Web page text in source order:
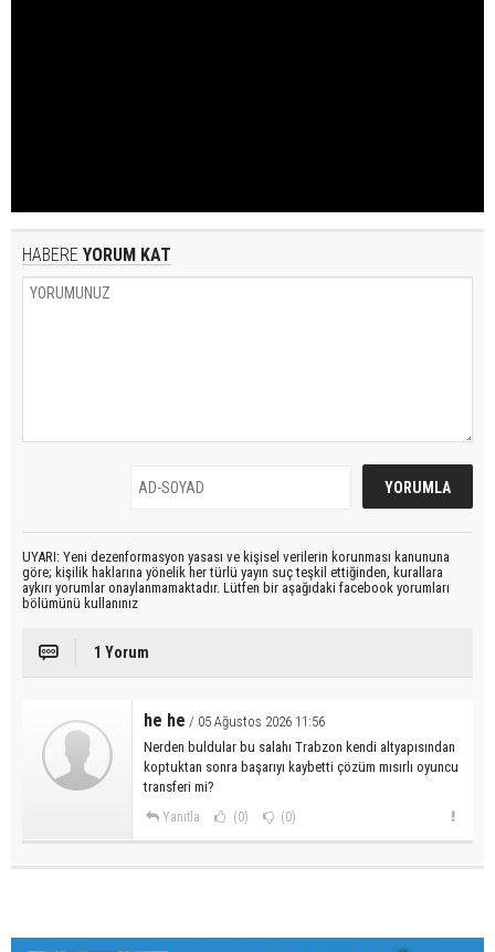
HABERE YORUM KAT
UYARI: Yeni dezenformasyon yasası ve kişisel verilerin korunması kanununa
göre; kişilik haklarına yönelik her türlü yayın suç teşkil ettiğinden, kurallara
aykırı yorumlar onaylanmamaktadır. Lütfen bir aşağıdaki facebook yorumları
bölümünü kullanınız
1 Yorum
he he / 05 Ağustos 2026 11:56
Nerden buldular bu salahı Trabzon kendi altyapısından
koptuktan sonra başarıyı kaybetti çözüm mısırlı oyuncu
transferi mi?
Yanıtla (0) (0)